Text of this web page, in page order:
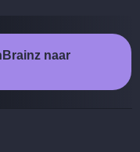
naar